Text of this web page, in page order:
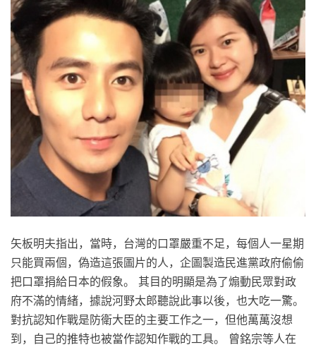
矢板明夫指出，當時，台灣的口罩嚴重不足，每個人一星期
只能買兩個，偽造這張圖片的人，企圖製造民進黨政府偷偷
把口罩捐給日本的假象。 其目的明顯是為了煽動民眾對政
府不滿的情緒，據說河野太郎聽說此事以後，也大吃一驚。
對抗認知作戰是防衛大臣的主要工作之一，但他萬萬沒想
到，自己的推特也被當作認知作戰的工具。 曾銘宗等人在